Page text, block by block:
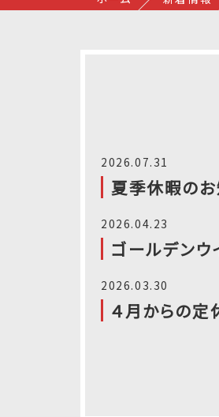
2026.07.31
夏季休暇の
2026.04.23
ゴールデンウ
2026.03.30
４月からの定